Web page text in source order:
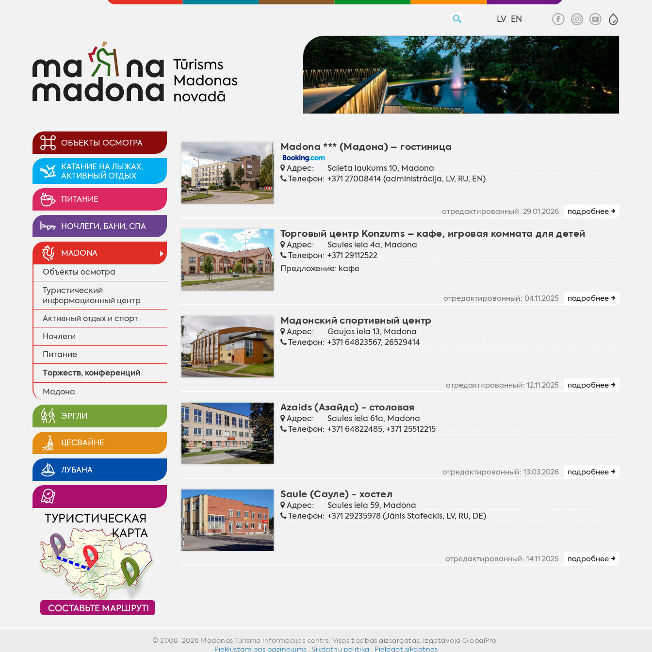
LV EN
ОБЪЕКТЫ ОСМОТРА
KАТАНИЕ НА ЛЫЖАХ,
AКТИВНЫЙ ОТДЫХ
ПИТАНИЕ
НОЧЛЕГИ, БАНИ, СПА
MADONA
Объекты осмотра
Туристический
информационный центр
Активный отдых и спорт
Ночлеги
Питание
Tоржеств, конференций
Мадона
ЭРГЛИ
ЦЕСВАЙНЕ
ЛУБАНА
Madona *** (Мадона) – гостиница
Адрес:
Saieta laukums 10, Madona
Телефон: +371 27008414 (administrācija, LV, RU, EN)
отредактированный: 29.01.2026 подробнее
Торговый центр Konzums – кафе, игровая комната для детей
Адрес:
Saules iela 4a, Madona
Телефон: +371 29112522
Предложение: kафе
отредактированный: 04.11.2025 подробнее
Мадонский спортивный центр
Адрес:
Gaujas iela 13, Madona
Телефон: +371 64823567, 26529414
отредактированный: 12.11.2025 подробнее
Azaids (Азайдс) - cтоловая
Адрес:
Saules iela 61a, Madona
Телефон: +371 64822485, +371 25512215
отредактированный: 13.03.2026 подробнее
Saule (Сауле) - хостел
Адрес:
Saules iela 59, Madona
Телефон: +371 29235978 (Jānis Stafeckis, LV, RU, DE)
отредактированный: 14.11.2025 подробнее
© 2008-2026 Madonas Tūrisma informācijas centrs. Visas tiesības aizsargātas. Izgatavoja GlobalPro
Piekļūstamības paziņojums · Sīkdatņu politika · Pielāgot sīkdatnes